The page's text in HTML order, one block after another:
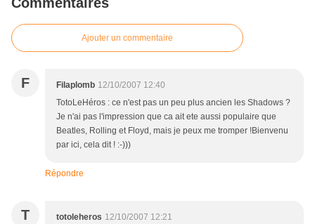
Ajouter un commentaire
F Filaplomb 12/10/2007 12:40
TotoLeHéros : ce n'est pas un peu plus ancien les Shadows ?
Je n'ai pas l'impression que ca ait ete aussi populaire que
Beatles, Rolling et Floyd, mais je peux me tromper !Bienvenu
par ici, cela dit ! :-)))
Répondre
T totoleheros 12/10/2007 12:21